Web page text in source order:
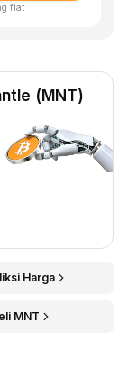
fiat
(MNT)
Harga
MNT